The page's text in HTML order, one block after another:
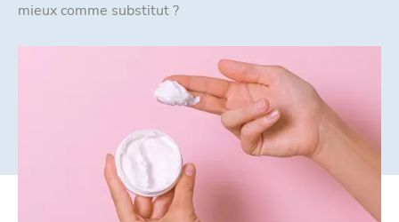
mieux comme substitut ?